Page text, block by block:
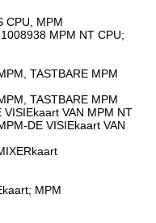
CPU, MPM
MPM NT CPU;
TASTBARE MPM
TASTBARE MPM
VAN MPM NT
DE VISIEkaart VAN
MPM